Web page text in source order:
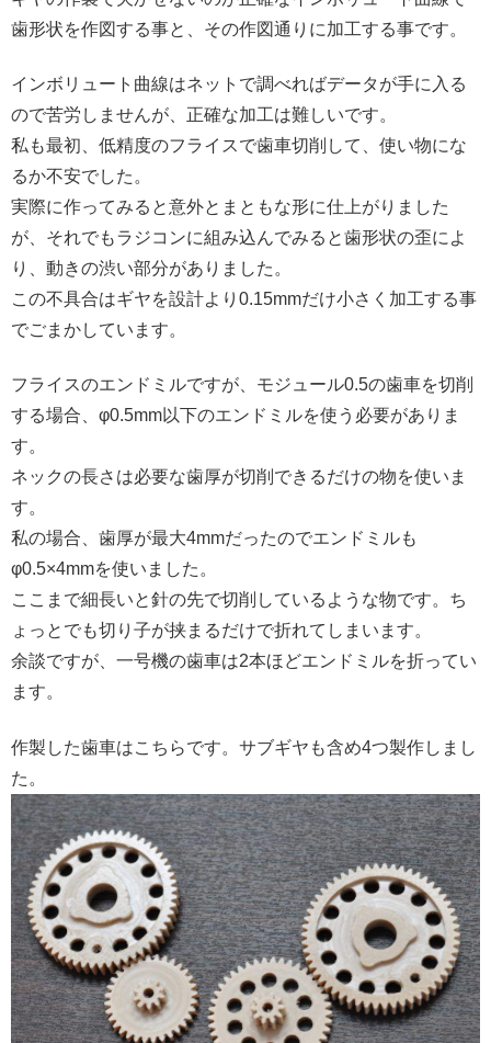
歯形状を作図する事と、その作図通りに加工する事です。
インボリュート曲線はネットで調べればデータが手に入る
ので苦労しませんが、正確な加工は難しいです。
私も最初、低精度のフライスで歯車切削して、使い物にな
るか不安でした。
実際に作ってみると意外とまともな形に仕上がりました
が、それでもラジコンに組み込んでみると歯形状の歪によ
り、動きの渋い部分がありました。
この不具合はギヤを設計より0.15mmだけ小さく加工する事
でごまかしています。
フライスのエンドミルですが、モジュール0.5の歯車を切削
する場合、φ0.5mm以下のエンドミルを使う必要がありま
す。
ネックの長さは必要な歯厚が切削できるだけの物を使いま
す。
私の場合、歯厚が最大4mmだったのでエンドミルも
φ0.5×4mmを使いました。
ここまで細長いと針の先で切削しているような物です。ち
ょっとでも切り子が挟まるだけで折れてしまいます。
余談ですが、一号機の歯車は2本ほどエンドミルを折ってい
ます。
作製した歯車はこちらです。サブギヤも含め4つ製作しまし
た。